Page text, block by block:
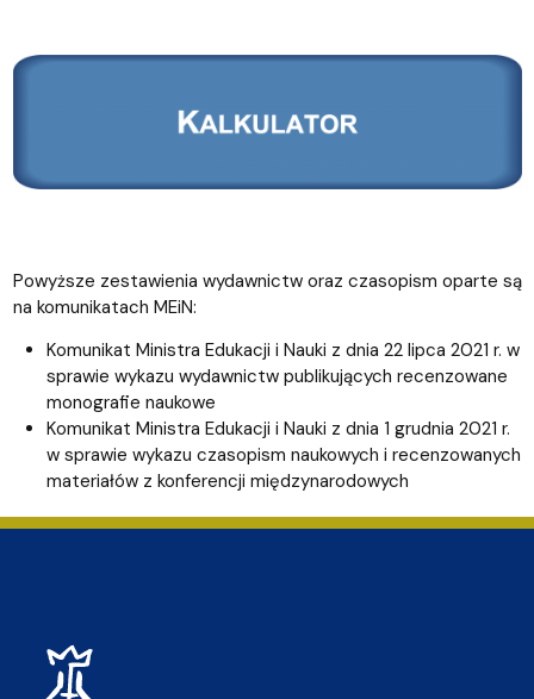
Powyższe zestawienia wydawnictw oraz czasopism oparte są
na komunikatach MEiN:
Komunikat Ministra Edukacji i Nauki z dnia 22 lipca 2021 r. w
sprawie wykazu wydawnictw publikujących recenzowane
monografie naukowe
Komunikat Ministra Edukacji i Nauki z dnia 1 grudnia 2021 r.
w sprawie wykazu czasopism naukowych i recenzowanych
materiałów z konferencji międzynarodowych